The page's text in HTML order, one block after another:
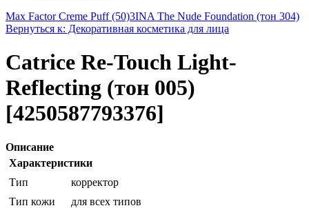
Max Factor Creme Puff (50)3INA The Nude Foundation (тон 304)
Вернуться к: Декоративная косметика для лица
Catrice Re-Touch Light-
Reflecting (тон 005)
[4250587793376]
Описание
Характеристики
Тип
корректор
Тип кожи
для всех типов